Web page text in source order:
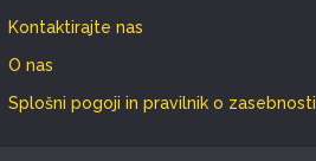
Kontaktirajte nas
O nas
Splošni pogoji in pravilnik o zasebnosti